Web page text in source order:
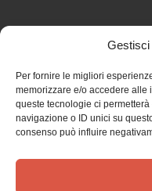
Gestisci
Per fornire le migliori
memorizzare e/o accedere alle
queste tecnologie ci
navigazione o ID unici su
consenso può influire
Effatà Editrice di
C.F. e P.IVA
Via Tre Denti, 1 - 10060
Telefono: (+39) 0121